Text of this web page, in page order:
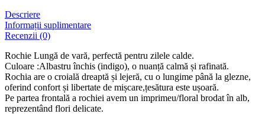
Descriere
Informații suplimentare
Recenzii (0)
Rochie Lungă de vară, perfectă pentru zilele calde.
Culoare :Albastru închis (indigo), o nuanță calmă și rafinată.
Rochia are o croială dreaptă și lejeră, cu o lungime până la glezne,
oferind confort și libertate de mișcare,țesătura este ușoară.
Pe partea frontală a rochiei avem un imprimeu/floral brodat în alb,
reprezentând flori delicate.